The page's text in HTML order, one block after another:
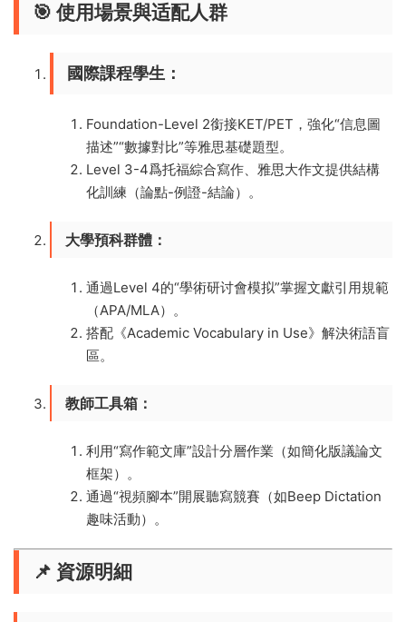
​🎯 使用場景與适配人群​
​國際課程學生​ ​：
Foundation-Level 2銜接KET/PET，強化“信息圖
描述”“數據對比”等雅思基礎題型。
Level 3-4爲托福綜合寫作、雅思大作文提供結構
化訓練（論點-例證-結論）。
​大學預科群體​ ​：
通過Level 4的“學術研讨會模拟”掌握文獻引用規範
（APA/MLA）。
搭配《Academic Vocabulary in Use》解決術語盲
區。
​教師工具箱​ ​：
利用“寫作範文庫”設計分層作業（如簡化版議論文
框架）。
通過“視頻腳本”開展聽寫競賽（如Beep Dictation
趣味活動）。
📌 ​ ​資源明細